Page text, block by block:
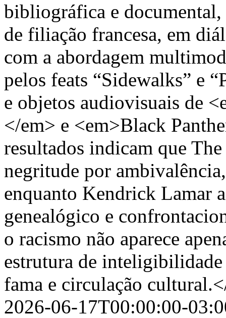
bibliográfica e documental,
de filiação francesa, em
com a abordagem
pelos feats “Sidewalks” e
e objetos audiovisuais de
</em> e <em>Black
resultados indicam que
negritude por
enquanto Kendrick Lamar
genealógico e
o racismo não aparece
estrutura de
fama e circulação
2026-06-17T00:00:00-